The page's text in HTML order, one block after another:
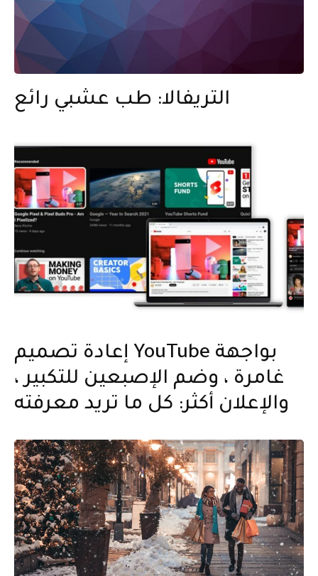
التريفالا: طب عشبي رائع
إعادة تصميم YouTube بواجهة
غامرة ، وضم الإصبعين للتكبير ،
والإعلان أكثر: كل ما تريد معرفته